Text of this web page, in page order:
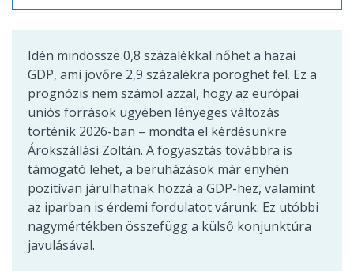
Idén mindössze 0,8 százalékkal nőhet a hazai
GDP, ami jövőre 2,9 százalékra pöröghet fel. Ez a
prognózis nem számol azzal, hogy az európai
uniós források ügyében lényeges változás
történik 2026-ban – mondta el kérdésünkre
Árokszállási Zoltán. A fogyasztás továbbra is
támogató lehet, a beruházások már enyhén
pozitívan járulhatnak hozzá a GDP-hez, valamint
az iparban is érdemi fordulatot várunk. Ez utóbbi
nagymértékben összefügg a külső konjunktúra
javulásával.